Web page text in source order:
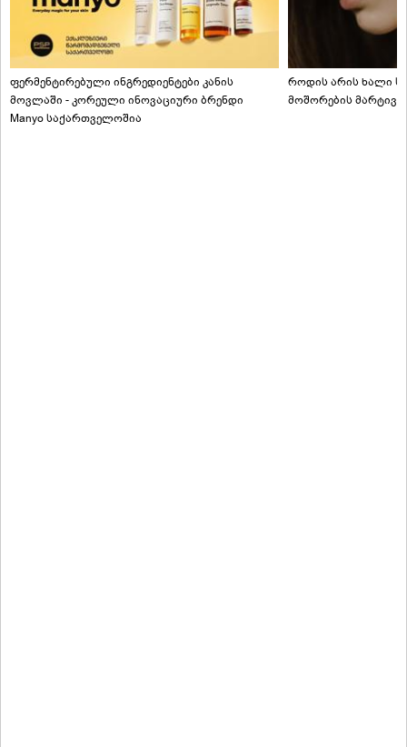
ფერმენტირებული ინგრედიენტები კანის
მოვლაში - კორეული ინოვაციური ბრენდი
Manyo საქართველოშია
როდის არის ხალი
მოშორების